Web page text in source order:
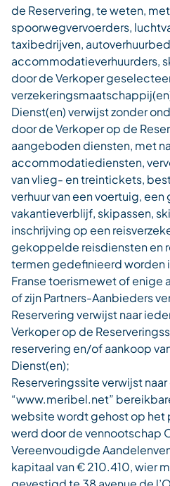
de Reservering, te weten,
spoorwegvervoerders,
taxibedrijven,
accommodatieverhuurders,
door de Verkoper
Dienst(en) verwijst zonder
door de Verkoper op de
aangeboden diensten, met
accommodatiediensten,
van vlieg- en treintickets,
verhuur van een voertuig,
vakantieverblijf, skipassen,
inschrijving op een
gekoppelde reisdiensten en
termen gedefinieerd worden
Franse toerismewet of enige
of zijn Partners-Aanbieders
Reservering verwijst naar
Verkoper op de
reservering en/of aankoop
Dienst(en);
Reserveringssite verwijst naar
“www.meribel.net”
website wordt gehost op
werd door de vennootschap
Vereenvoudigde
kapitaal van € 210.410, wier